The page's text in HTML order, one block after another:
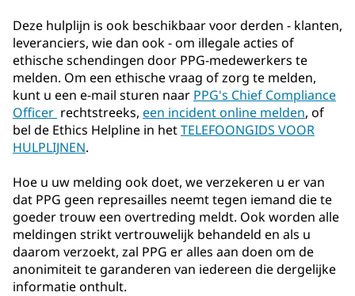
Deze hulplijn is ook beschikbaar voor derden - klanten,
leveranciers, wie dan ook - om illegale acties of
ethische schendingen door PPG-medewerkers te
melden. Om een ethische vraag of zorg te melden,
kunt u een e-mail sturen naar PPG's Chief Compliance
Officer rechtstreeks, een incident online melden, of
bel de Ethics Helpline in hetTELEFOONGIDS VOOR
HULPLIJNEN.
Hoe u uw melding ook doet, we verzekeren u er van
dat PPG geen represailles neemt tegen iemand die te
goeder trouw een overtreding meldt. Ook worden alle
meldingen strikt vertrouwelijk behandeld en als u
daarom verzoekt, zal PPG er alles aan doen om de
anonimiteit te garanderen van iedereen die dergelijke
informatie onthult.